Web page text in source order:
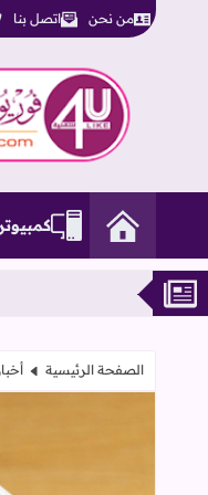
من نحن اتصل بنا
كمبيوتر
الصفحة الرئيسية